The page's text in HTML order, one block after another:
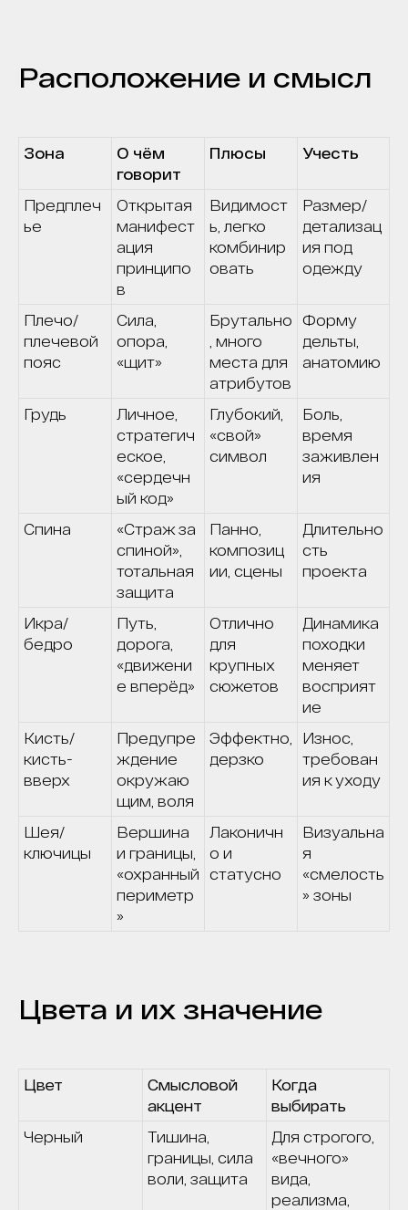
Расположение и смысл
Зона
О чём
говорит
Плюсы Учесть
Предплеч
ье
Открытая
манифест
ация
принципо
в
Видимост
ь, легко
комбинир
овать
Размер/
детализац
ия под
одежду
Плечо/
плечевой
пояс
Сила,
опора,
«щит»
Брутально
, много
места для
атрибутов
Форму
дельты,
анатомию
Грудь
Личное,
стратегич
еское,
«сердечн
ый код»
Глубокий,
«свой»
символ
Боль,
время
заживлен
ия
Спина
«Страж за
спиной»,
тотальная
защита
Панно,
композиц
ии, сцены
Длительно
сть
проекта
Икра/
бедро
Путь,
дорога,
«движени
е вперёд»
Отлично
для
крупных
сюжетов
Динамика
походки
меняет
восприят
ие
Кисть/
кисть-
вверх
Предупре
ждение
окружаю
щим, воля
Эффектно,
дерзко
Износ,
требован
ия к уходу
Шея/
ключицы
Вершина
и границы,
«охранный
периметр
»
Лаконичн
о и
статусно
Визуальна
я
«смелость
» зоны
Цвета и их значение
Цвет
Смысловой
акцент
Когда
выбирать
Черный
Тишина,
границы, сила
воли, защита
Для строгого,
«вечного»
вида,
реализма,